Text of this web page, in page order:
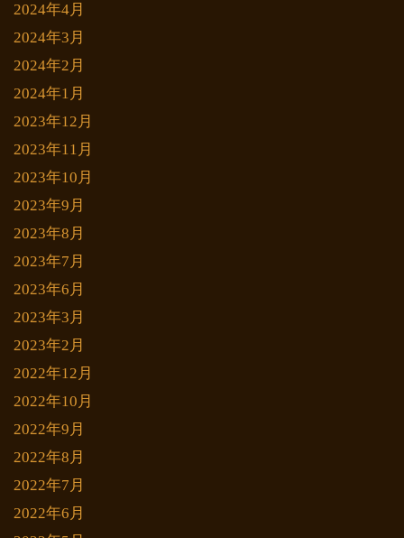
2024年4月
2024年3月
2024年2月
2024年1月
2023年12月
2023年11月
2023年10月
2023年9月
2023年8月
2023年7月
2023年6月
2023年3月
2023年2月
2022年12月
2022年10月
2022年9月
2022年8月
2022年7月
2022年6月